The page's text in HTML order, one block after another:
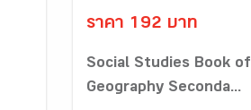
ราคา 192 บาท
Social Studies Book of
Geography Seconda...